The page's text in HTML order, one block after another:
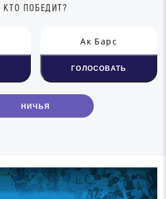
КТО ПОБЕДИТ?
НИЧЬЯ
Ак Барс
ГОЛОСОВАТЬ